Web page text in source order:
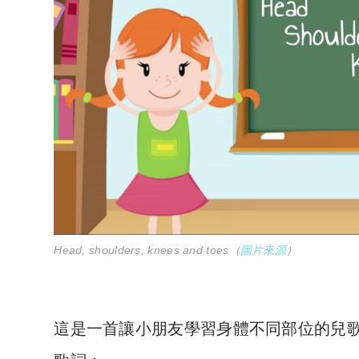
Head, shoulders, knees and toes（圖片來源）
這是一首讓小朋友學習身體不同部位的兒